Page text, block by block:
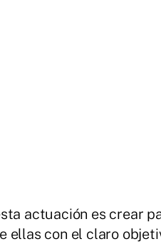
actuación es crear
ellas con el claro